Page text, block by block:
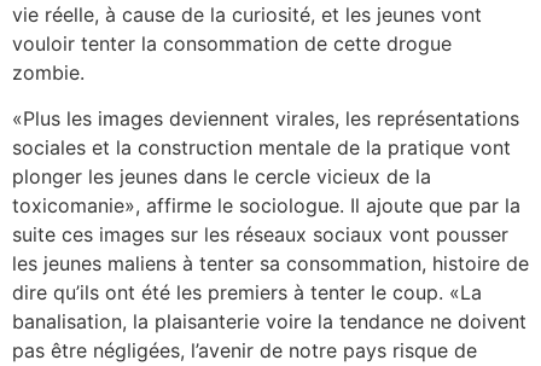
vie réelle, à cause de la curiosité, et les jeunes vont
vouloir tenter la consommation de cette drogue
zombie.
«Plus les images deviennent virales, les représentations
sociales et la construction mentale de la pratique vont
plonger les jeunes dans le cercle vicieux de la
toxicomanie», affirme le sociologue. Il ajoute que par la
suite ces images sur les réseaux sociaux vont pousser
les jeunes maliens à tenter sa consommation, histoire de
dire qu’ils ont été les premiers à tenter le coup. «La
banalisation, la plaisanterie voire la tendance ne doivent
pas être négligées, l’avenir de notre pays risque de